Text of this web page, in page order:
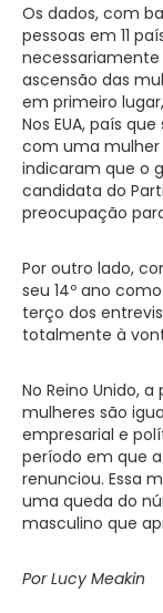
Os dados, com
pessoas em 11
ascensão das
em primeiro
Nos EUA, país
com uma mulher
indicaram que o
candidata do
preocupação
Por outro lado,
seu 14º ano
terço dos
totalmente à
No Reino Unido,
mulheres são
empresarial e
período em que
renunciou. Essa
uma queda do
masculino que
Por Lucy Meakin